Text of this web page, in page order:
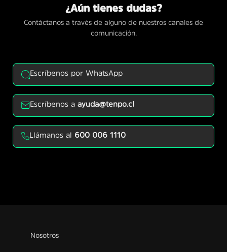
¿Aún tienes dudas?
Contáctanos a través de alguno de nuestros canales de
comunicación.
Escríbenos por WhatsApp
Escríbenos aayuda@tenpo.cl
Llámanos al 600 006 1110
Nosotros